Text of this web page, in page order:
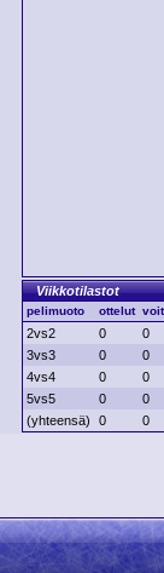
Viikkotilastot
pelimuoto ottelut
2vs2 0
0
3vs3
0
0
4vs4
0
0
5vs5
0
0
(yhteensä)
0 0